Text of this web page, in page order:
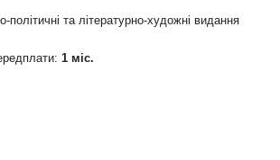
політичні та літературно-художні видання
1 міс.